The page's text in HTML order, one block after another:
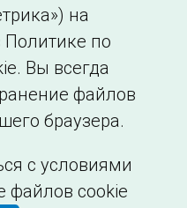
на
Политике по
Вы всегда
файлов
браузера.
с условиями
файлов cookie